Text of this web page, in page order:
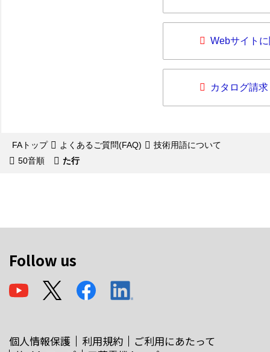
Webサイト
カタログ請求
FAトップ よくあるご質問(FAQ)
技術用語について
50音順
た行
Follow us
個人情報保護 利用規約
ご利用にあたって